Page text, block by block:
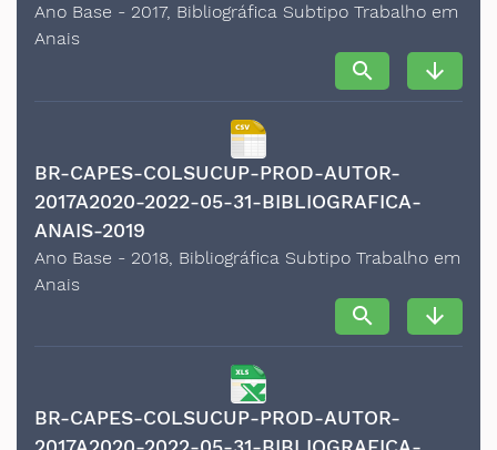
Ano Base - 2017, Bibliográfica Subtipo Trabalho em
Anais
search arrow_downward
BR-CAPES-COLSUCUP-PROD-AUTOR-
2017A2020-2022-05-31-BIBLIOGRAFICA-
ANAIS-2019
Ano Base - 2018, Bibliográfica Subtipo Trabalho em
Anais
search arrow_downward
BR-CAPES-COLSUCUP-PROD-AUTOR-